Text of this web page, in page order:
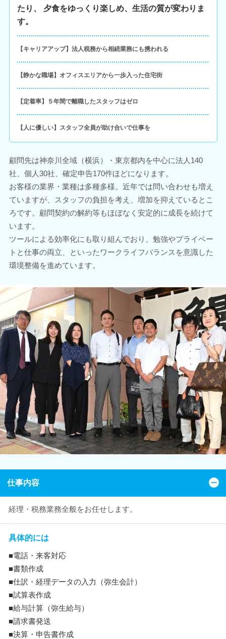
たり、 夕食をゆっくり楽しめ、生活の質が変わりま
す。
【キャリアアップ】法人税務から相続業務にも携われる
【静かな職場】オフィスエリアから一歩入った住宅街
【定着率】５年間で離職したスタッフはゼロ
【人に優しい】スタッフ全員が助け合いで仕事を
顧問先は神奈川全域（横浜）・東京都内を中心に法人140
社、個人30社、確定申告170件ほどになります。
お客様の業界・業種は多種多様。近年では問い合わせも増え
ていますが、スタッフの負担を考え、増加を抑えているとこ
ろです。顧問契約の解約等もほぼなく安定的に成長を続けて
います。
ツールによる効率化にも取り組んでおり、勉強やプライベー
トと仕事の両立、といったワークライフバランスを意識した
環境整備を進めています。
仕事内容
経理・税務業務全般をお任せします。
具体的には
■電話・来客対応
■書類作成
■仕訳・経理データの入力（弥生会計）
■試算表作成
■給与計算（弥生給与）
■請求書発送
■決算・申告書作成